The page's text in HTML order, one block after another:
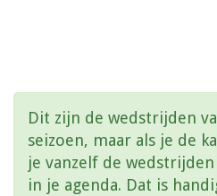
Dit zijn de wedstrijden
seizoen, maar als je de
je vanzelf de
in je agenda. Dat is